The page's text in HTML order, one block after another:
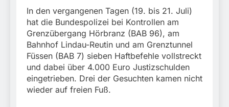
In den vergangenen Tagen (19. bis 21. Juli)
hat die Bundespolizei bei Kontrollen am
Grenzübergang Hörbranz (BAB 96), am
Bahnhof Lindau-Reutin und am Grenztunnel
Füssen (BAB 7) sieben Haftbefehle vollstreckt
und dabei über 4.000 Euro Justizschulden
eingetrieben. Drei der Gesuchten kamen nicht
wieder auf freien Fuß.